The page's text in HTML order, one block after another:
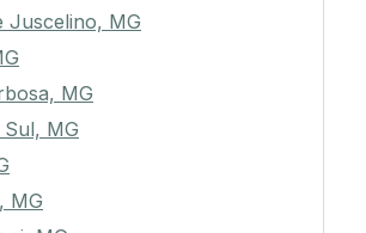
Juscelino, MG
MG
MG
MG